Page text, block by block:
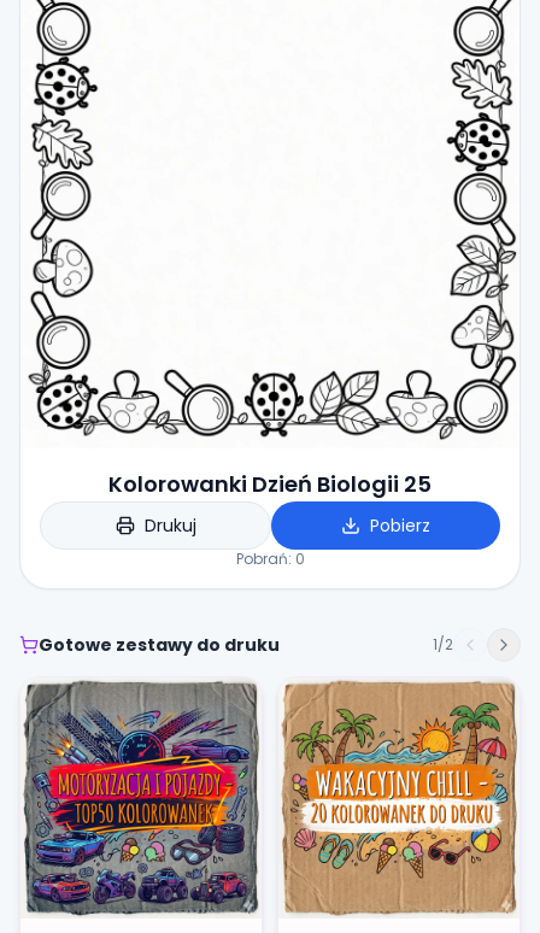
Kolorowanki Dzień Biologii 25
Drukuj Pobierz
Pobrań: 0
Gotowe zestawy do druku 1/2